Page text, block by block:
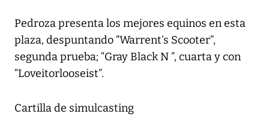
Pedroza presenta los mejores equinos en esta
plaza, despuntando “Warrent’s Scooter”,
segunda prueba; “Gray Black N ”, cuarta y con
“Loveitorlooseist”.
Cartilla de simulcasting